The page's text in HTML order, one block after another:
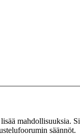
mahdollisuuksia.
säännöt.